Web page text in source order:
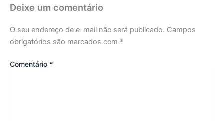
Deixe um comentário
O seu endereço de e-mail não será publicado. Campos
obrigatórios são marcados com *
Comentário *